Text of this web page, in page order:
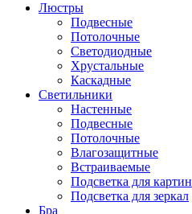
Люстры
Подвесные
Потолочные
Светодиодные
Хрустальные
Каскадные
Светильники
Настенные
Подвесные
Потолочные
Влагозащитные
Встраиваемые
Подсветка для картин
Подсветка для зеркал
Бра